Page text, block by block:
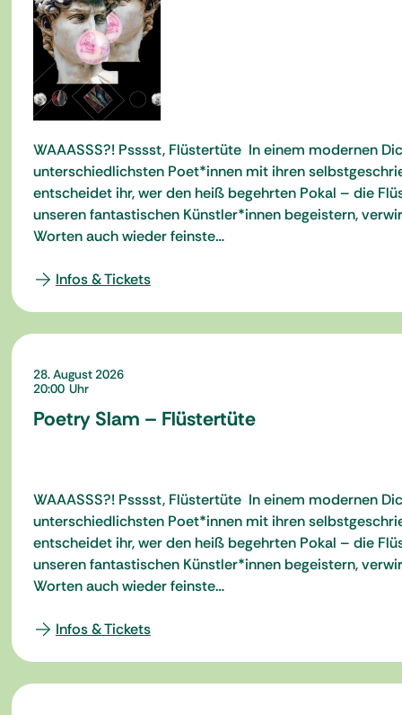
WAAASSS?! Psssst, Flüstertüte In einem modernen
unterschiedlichsten Poet*innen mit ihren
entscheidet ihr, wer den heiß begehrten Pokal – die
unseren fantastischen Künstler*innen begeistern,
Worten auch wieder feinste…
Infos & Tickets
28. August 2026
20:00
Poetry Slam – Flüstertüte
WAAASSS?! Psssst, Flüstertüte In einem modernen
unterschiedlichsten Poet*innen mit ihren
entscheidet ihr, wer den heiß begehrten Pokal – die
unseren fantastischen Künstler*innen begeistern,
Worten auch wieder feinste…
Infos & Tickets